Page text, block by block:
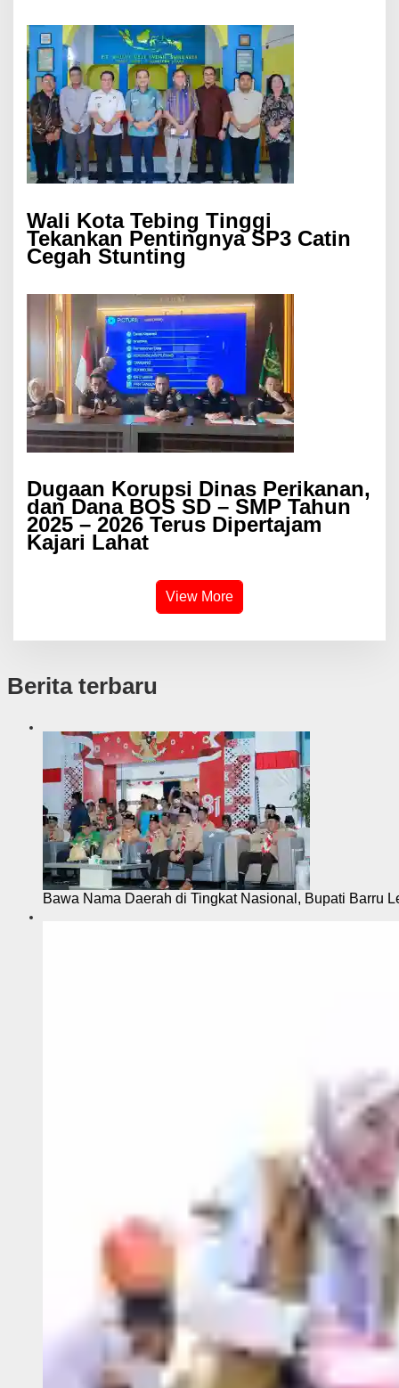
Wali Kota Tebing Tinggi
Tekankan Pentingnya SP3 Catin
Cegah Stunting
Dugaan Korupsi Dinas Perikanan,
dan Dana BOS SD – SMP Tahun
2025 – 2026 Terus Dipertajam
Kajari Lahat
View More
Berita terbaru
Bawa Nama Daerah di Tingkat Nasional, Bupati Barru